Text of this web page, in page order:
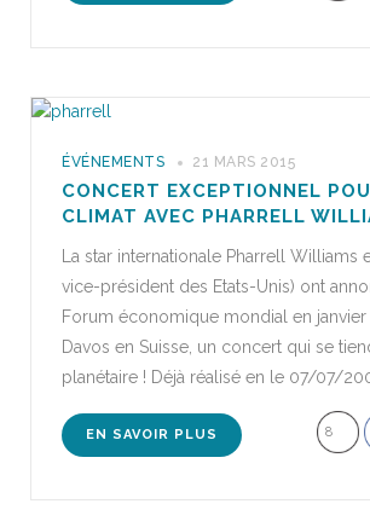
ÉVÉNEMENTS 21 MARS 2015
CONCERT EXCEPTIONNEL
CLIMAT AVEC PHARRELL
La star internationale Pharrell Williams
vice-président des Etats-Unis) ont
Forum économique mondial en janvier
Davos en Suisse, un concert qui se
planétaire ! Déjà réalisé en le 07/07/
EN SAVOIR PLUS 8